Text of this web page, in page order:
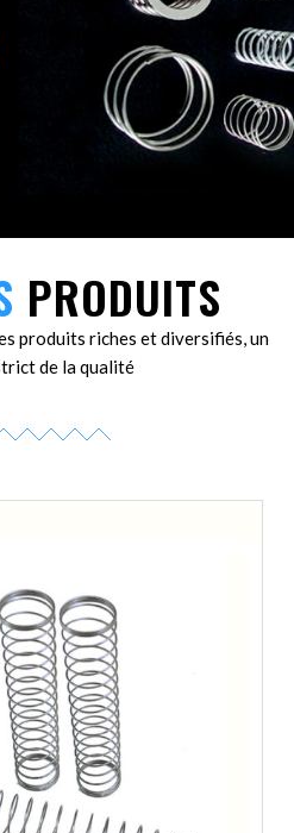
PRODUITS
produits riches et diversifiés, un
de la qualité